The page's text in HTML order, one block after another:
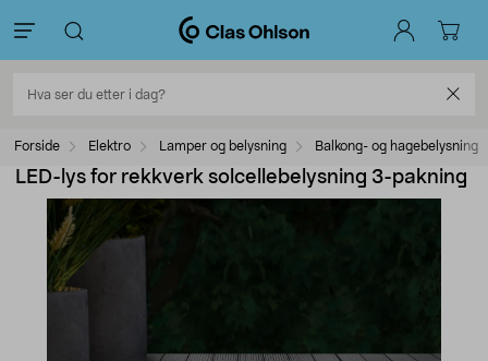
Forside Elektro Lamper og belysning Balkong- og hagebelysning
LED-lys for rekkverk solcellebelysning 3-pakning